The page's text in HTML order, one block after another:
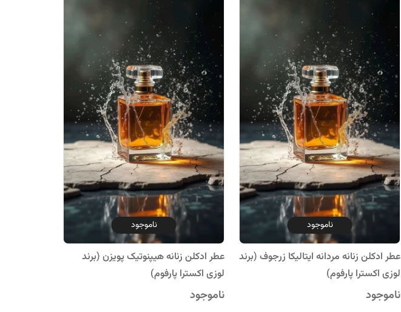
ناموجود
عطر ادکلن زنانه مردانه ایتالیکا زرجوف (برند
لوزی اکسترا پارفوم)
ناموجود
ناموجود
عطر ادکلن زنانه هیپنوتیک پویزن (برند
لوزی اکسترا پارفوم)
ناموجود